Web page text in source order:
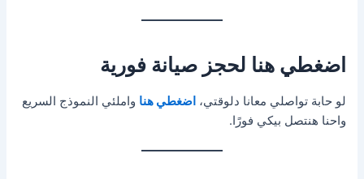
اضغطي هنا لحجز صيانة فورية
لو حابة تواصلي معانا دلوقتي، اضغطي هنا واملئي النموذج السريع
واحنا هنتصل بيكي فورًا.